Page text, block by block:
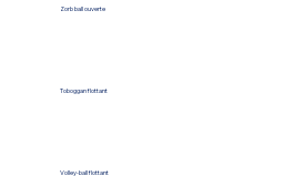
Zorb ball ouverte
Toboggan flottant
Volley-ball flottant